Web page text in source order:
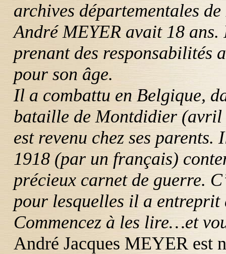
archives départementales
AndréMEYERavait 18 ans.
prenant des responsabilités
pour son âge.
Il a combattu en Belgique,
bataille de Montdidier
est revenu chez ses parents.
1918 (par un français)
précieux carnet de guerre.
pour lesquelles il a entreprit
Commencez à les lire…et
André Jacques MEYER est